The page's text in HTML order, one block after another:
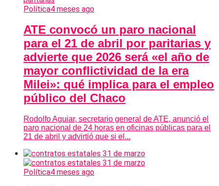
Política4 meses ago
ATE convocó un paro nacional
para el 21 de abril por paritarias y
advierte que 2026 será «el año de
mayor conflictividad de la era
Milei»: qué implica para el empleo
público del Chaco
Rodolfo Aguiar, secretario general de ATE, anunció el
paro nacional de 24 horas en oficinas públicas para el
21 de abril y advirtió que si el...
Política4 meses ago